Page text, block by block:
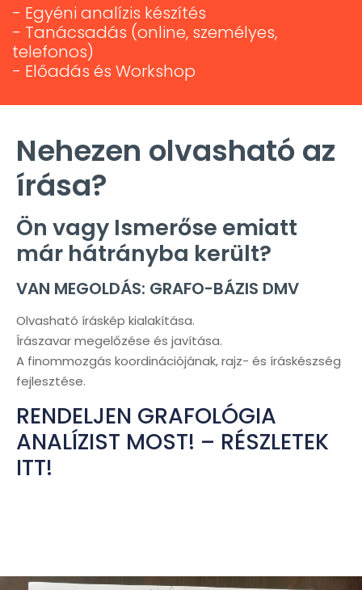
- Egyéni analízis készítés
- Tanácsadás (online, személyes,
telefonos)
- Előadás és Workshop
Nehezen olvasható az
írása?
Ön vagy Ismerőse emiatt
már hátrányba került?
VAN MEGOLDÁS: GRAFO-BÁZIS DMV
Olvasható íráskép kialakítása.
Írászavar megelőzése és javítása.
A finommozgás koordinációjának, rajz- és íráskészség
fejlesztése.
RENDELJEN GRAFOLÓGIA
ANALÍZIST MOST! – RÉSZLETEK
ITT!